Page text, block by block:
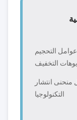
التحجيم
التخفيف
انتشار
التكنولوجيا